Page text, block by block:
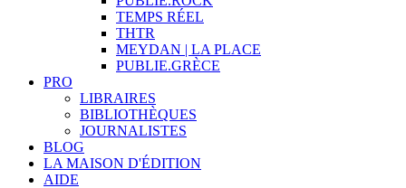
TEMPS RÉEL
THTR
MEYDAN | LA PLACE
PUBLIE.GRÈCE
PRO
LIBRAIRES
BIBLIOTHÈQUES
JOURNALISTES
BLOG
LA MAISON D'ÉDITION
AIDE